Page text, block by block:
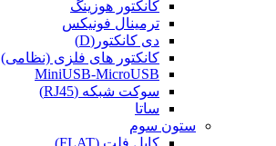
کانکتور هوزینگ
ترمینال فونیکس
دی کانکتور(D)
کانکتور های فلزی (نظامی)
MiniUSB-MicroUSB
سوکت شبکه (RJ45)
ساتا
ستون سوم
کابل فلت (FLAT)